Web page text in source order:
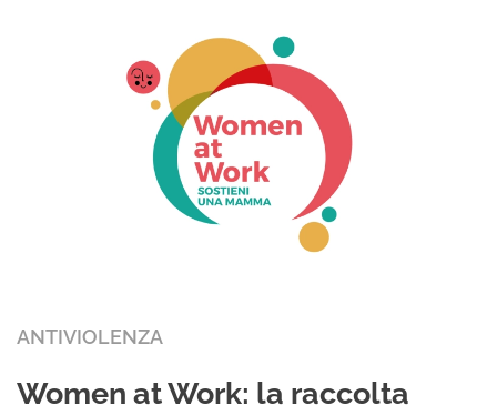
ANTIVIOLENZA
Women at Work: la raccolta